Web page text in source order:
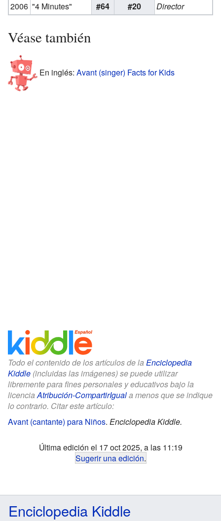
2006 "4 Minutes" #64 #20 Director
Véase también
En inglés: Avant (singer) Facts for Kids
Todo el contenido de los artículos de la Enciclopedia
Kiddle (incluidas las imágenes) se puede utilizar
libremente para fines personales y educativos bajo la
licenciaAtribución-CompartirIguala menos que se indique
lo contrario. Citar este artículo:
Avant (cantante) para Niños. Enciclopedia Kiddle.
Última edición el 17 oct 2025, a las 11:19
Sugerir una edición.
Enciclopedia Kiddle